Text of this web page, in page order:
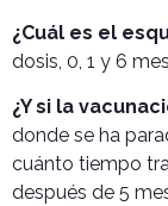
¿Cuál es el
dosis, 0, 1 y 6
¿Y si la
donde se ha
cuánto tiempo
después de 5